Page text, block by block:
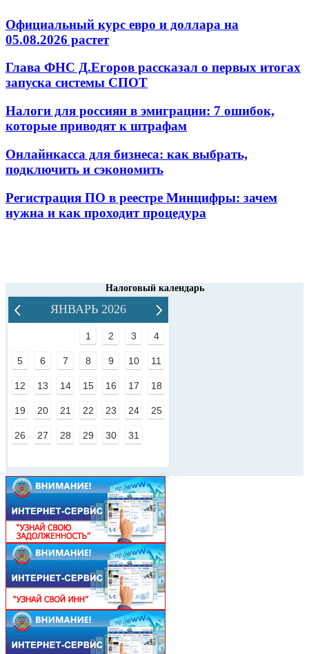
Официальный курс евро и доллара на
05.08.2026 растет
Глава ФНС Д.Егоров рассказал о первых итогах
запуска системы СПОТ
Налоги для россиян в эмиграции: 7 ошибок,
которые приводят к штрафам
Онлайнкасса для бизнеса: как выбрать,
подключить и сэкономить
Регистрация ПО в реестре Минцифры: зачем
нужна и как проходит процедура
Налоговый календарь
ЯНВАРЬ 2026
1 2 3 4
5 6 7 8 9 10 11
12 13 14 15 16 17 18
19 20 21 22 23 24 25
26 27 28 29 30 31